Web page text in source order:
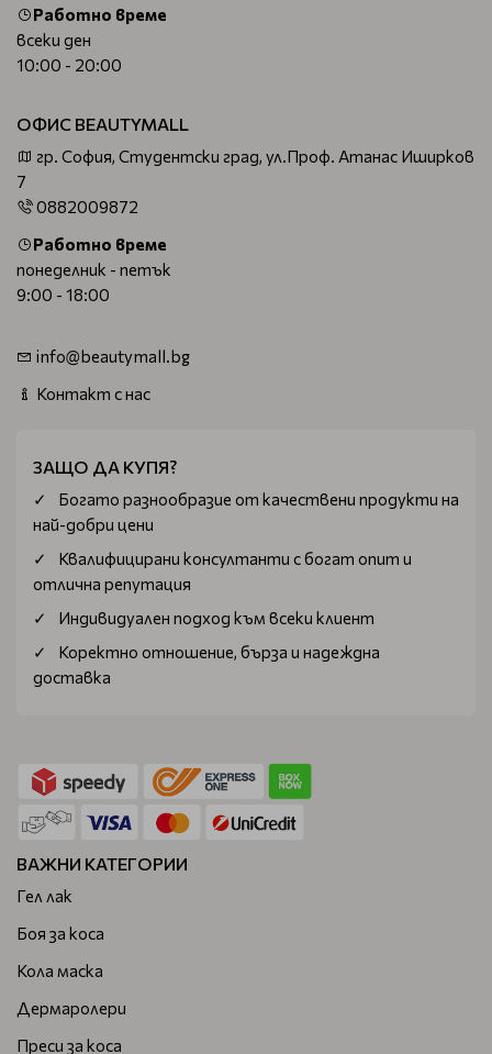
Работно време
всеки ден
10:00 - 20:00
ОФИС BEAUTYMALL
гр. София, Студентски град, ул.Проф. Атанас Иширков
7
0882009872
Работно време
понеделник - петък
9:00 - 18:00
info@beautymall.bg
Контакт с нас
ЗАЩО ДА КУПЯ?
Богатo разнообразие от качествени продукти на
най-добри цени
Квалифицирани консултанти с богат опит и
отлична репутация
Индивидуален подход към всеки клиент
Коректно отношение, бърза и надеждна
доставка
ВАЖНИ КАТЕГОРИИ
Гел лак
Боя за коса
Кола маска
Дермаролери
Преси за коса